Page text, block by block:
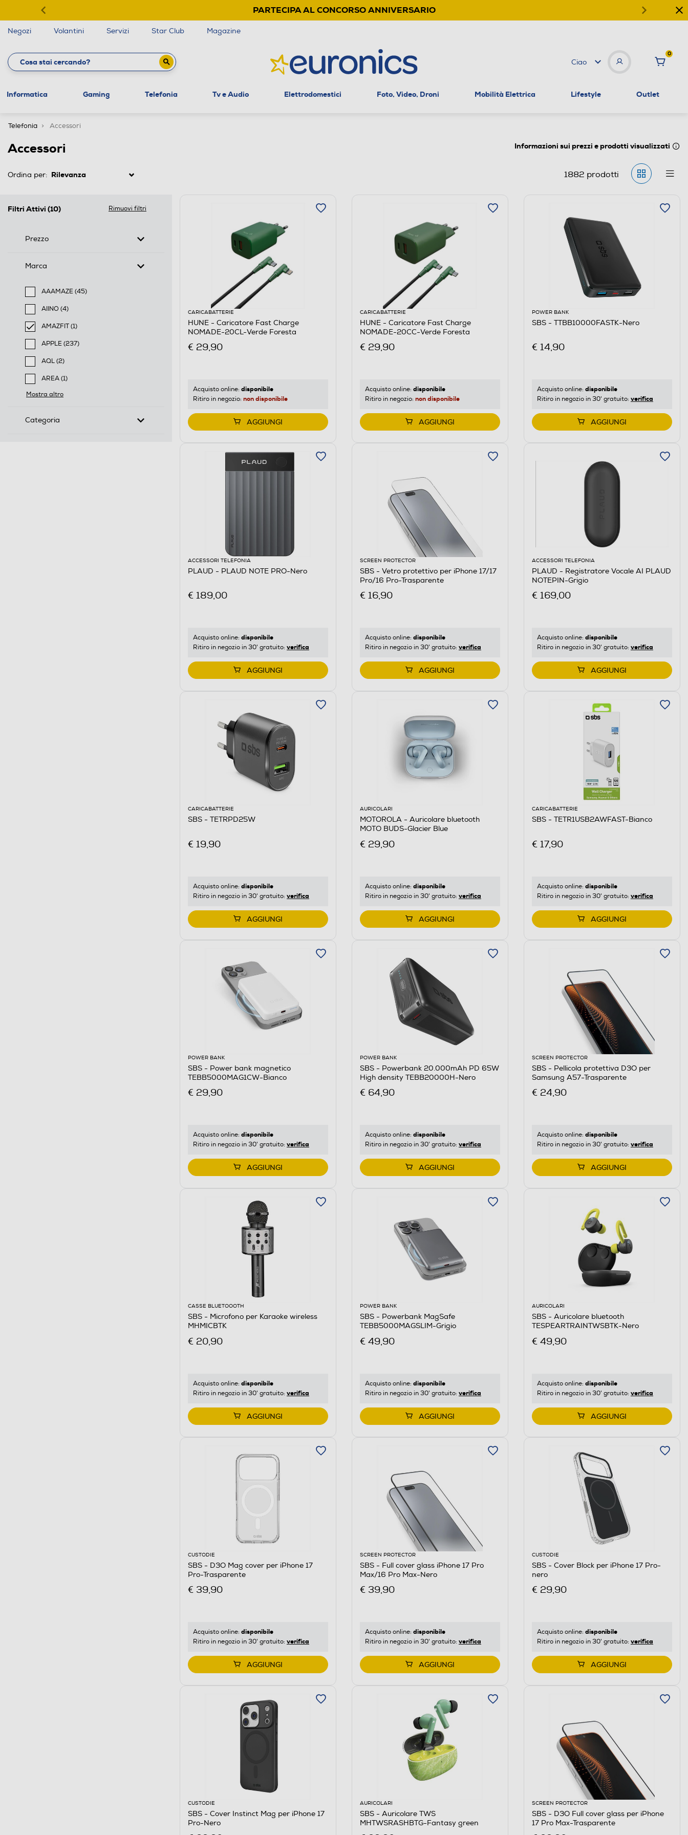
PARTECIPA AL CONCORSO ANNIVERSARIO
Negozi Volantini Servizi Star Club Magazine
Ciao
0
Informatica Gaming Telefonia Tv e Audio Elettrodomestici Foto, Video, Droni Mobilità Elettrica Lifestyle Outlet
Telefonia Accessori
Accessori Informazioni sui prezzi e prodotti visualizzati
Ordina per: 1882 prodotti
Filtri Attivi (10) Rimuovi filtri
Prezzo
Marca
AAAMAZE (45)
Filtra per Marca: AAAMAZE
AIINO (4)
Filtra per Marca: AIINO
AMAZFIT (1)
selected Filtro applicato per Marca: AMAZFIT
APPLE (237)
Filtra per Marca: APPLE
AQL (2)
Filtra per Marca: AQL
AREA (1)
Filtra per Marca: AREA
Mostra altro
Categoria
CARICABATTERIE
HUNE - Caricatore Fast Charge
NOMADE-20CL-Verde Foresta
€ 29,90
Acquisto online: disponibile
Ritiro in negozio: non disponibile
AGGIUNGI
CARICABATTERIE
HUNE - Caricatore Fast Charge
NOMADE-20CC-Verde Foresta
€ 29,90
Acquisto online: disponibile
Ritiro in negozio: non disponibile
AGGIUNGI
POWER BANK
SBS - TTBB10000FASTK-Nero
€ 14,90
Acquisto online: disponibile
Ritiro in negozio in 30' gratuito: verifica
AGGIUNGI
ACCESSORI TELEFONIA
PLAUD - PLAUD NOTE PRO-Nero
€ 189,00
Acquisto online: disponibile
Ritiro in negozio in 30' gratuito: verifica
AGGIUNGI
SCREEN PROTECTOR
SBS - Vetro protettivo per iPhone 17/17
Pro/16 Pro-Trasparente
€ 16,90
Acquisto online: disponibile
Ritiro in negozio in 30' gratuito: verifica
AGGIUNGI
ACCESSORI TELEFONIA
PLAUD - Registratore Vocale AI PLAUD
NOTEPIN-Grigio
€ 169,00
Acquisto online: disponibile
Ritiro in negozio in 30' gratuito: verifica
AGGIUNGI
CARICABATTERIE
SBS - TETRPD25W
€ 19,90
Acquisto online: disponibile
Ritiro in negozio in 30' gratuito: verifica
AGGIUNGI
AURICOLARI
MOTOROLA - Auricolare bluetooth
MOTO BUDS-Glacier Blue
€ 29,90
Acquisto online: disponibile
Ritiro in negozio in 30' gratuito: verifica
AGGIUNGI
CARICABATTERIE
SBS - TETR1USB2AWFAST-Bianco
€ 17,90
Acquisto online: disponibile
Ritiro in negozio in 30' gratuito: verifica
AGGIUNGI
POWER BANK
SBS - Power bank magnetico
TEBB5000MAG1CW-Bianco
€ 29,90
Acquisto online: disponibile
Ritiro in negozio in 30' gratuito: verifica
AGGIUNGI
POWER BANK
SBS - Powerbank 20.000mAh PD 65W
High density TEBB20000H-Nero
€ 64,90
Acquisto online: disponibile
Ritiro in negozio in 30' gratuito: verifica
AGGIUNGI
SCREEN PROTECTOR
SBS - Pellicola protettiva D3O per
Samsung A57-Trasparente
€ 24,90
Acquisto online: disponibile
Ritiro in negozio in 30' gratuito: verifica
AGGIUNGI
CASSE BLUETOOOTH
SBS - Microfono per Karaoke wireless
MHMICBTK
€ 20,90
Acquisto online: disponibile
Ritiro in negozio in 30' gratuito: verifica
AGGIUNGI
POWER BANK
SBS - Powerbank MagSafe
TEBB5000MAGSLIM-Grigio
€ 49,90
Acquisto online: disponibile
Ritiro in negozio in 30' gratuito: verifica
AGGIUNGI
AURICOLARI
SBS - Auricolare bluetooth
TESPEARTRAINTWSBTK-Nero
€ 49,90
Acquisto online: disponibile
Ritiro in negozio in 30' gratuito: verifica
AGGIUNGI
CUSTODIE
SBS - D3O Mag cover per iPhone 17
Pro-Trasparente
€ 39,90
Acquisto online: disponibile
Ritiro in negozio in 30' gratuito: verifica
AGGIUNGI
SCREEN PROTECTOR
SBS - Full cover glass iPhone 17 Pro
Max/16 Pro Max-Nero
€ 39,90
Acquisto online: disponibile
Ritiro in negozio in 30' gratuito: verifica
AGGIUNGI
CUSTODIE
SBS - Cover Block per iPhone 17 Pro-
nero
€ 29,90
Acquisto online: disponibile
Ritiro in negozio in 30' gratuito: verifica
AGGIUNGI
CUSTODIE
SBS - Cover Instinct Mag per iPhone 17
Pro-Nero
AURICOLARI
SBS - Auricolare TWS
MHTWSRASHBTG-Fantasy green
SCREEN PROTECTOR
SBS - D3O Full cover glass per iPhone
17 Pro Max-Trasparente